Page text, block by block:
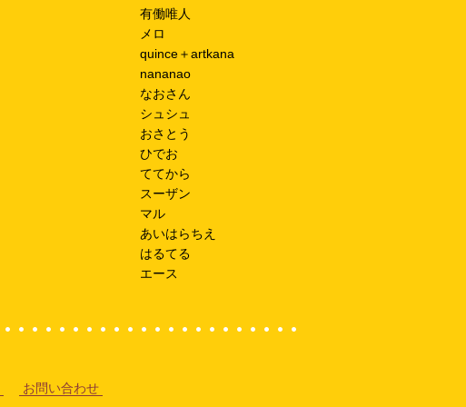
有働唯人
メロ
quince＋artkana
nananao
なおさん
シュシュ
おさとう
ひでお
ててから
スーザン
マル
あいはらちえ
はるてる
エース
お問い合わせ